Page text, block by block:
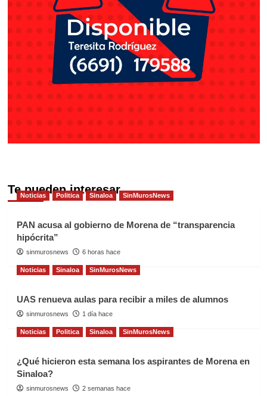
Te pueden interesar
Noticias Politica Sinaloa SinMurosNews
PAN acusa al gobierno de Morena de “transparencia
hipócrita”
sinmurosnews 6 horas hace
Noticias Sinaloa SinMurosNews
UAS renueva aulas para recibir a miles de alumnos
sinmurosnews 1 día hace
Noticias Politica Sinaloa SinMurosNews
¿Qué hicieron esta semana los aspirantes de Morena en
Sinaloa?
sinmurosnews 2 semanas hace